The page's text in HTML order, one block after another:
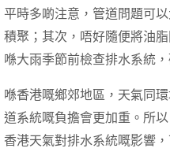
平時多啲注意，管道問題可
積聚；其次，唔好隨便將油
喺大雨季節前檢查排水系統
喺香港嘅鄉郊地區，天氣同
道系統嘅負擔會更加重。所
香港天氣對排水系統嘅影響